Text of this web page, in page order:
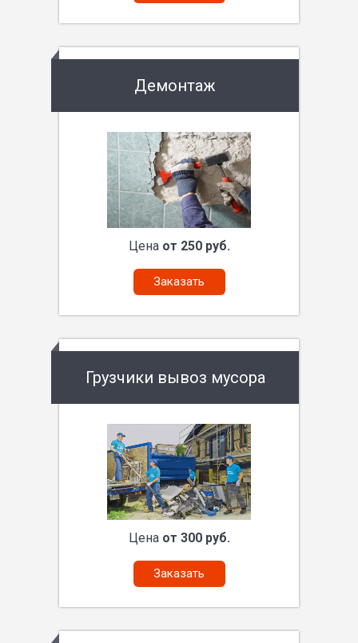
Демонтаж
Цена от 250 руб.
Заказать
Грузчики вывоз мусора
Цена от 300 руб.
Заказать